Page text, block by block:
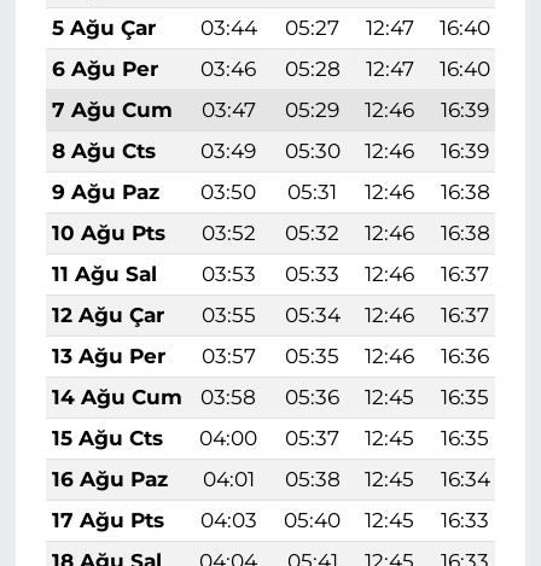
5 Ağu Çar
03:44 05:27 12:47 16:40
6 Ağu Per
03:46 05:28 12:47 16:40
7 Ağu Cum
03:47 05:29 12:46 16:39
8 Ağu Cts
03:49 05:30 12:46 16:39
9 Ağu Paz
03:50 05:31 12:46 16:38
10 Ağu Pts
03:52 05:32 12:46 16:38
11 Ağu Sal
03:53 05:33 12:46 16:37
12 Ağu Çar
03:55 05:34 12:46 16:37
13 Ağu Per
03:57 05:35 12:46 16:36
14 Ağu Cum
03:58 05:36 12:45 16:35
15 Ağu Cts
04:00 05:37 12:45 16:35
16 Ağu Paz
04:01 05:38 12:45 16:34
17 Ağu Pts
04:03 05:40 12:45 16:33
18 Ağu Sal
04:04 05:41 12:45 16:33